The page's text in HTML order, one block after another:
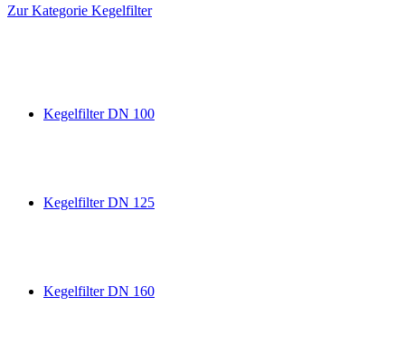
Zur Kategorie Kegelfilter
Kegelfilter DN 100
Kegelfilter DN 125
Kegelfilter DN 160